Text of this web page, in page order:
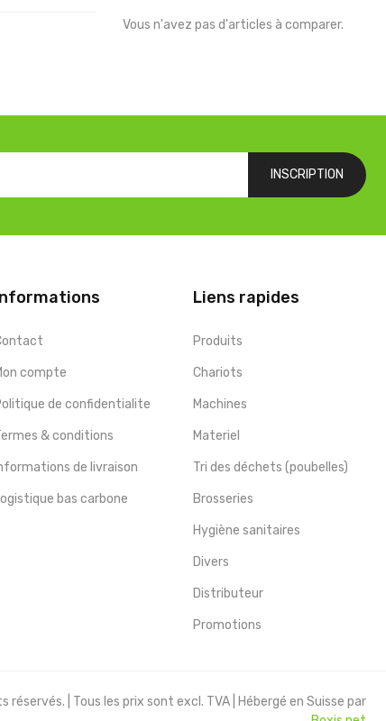
Vous n'avez pas d'articles à comparer.
INSCRIPTION
compte
de confidentialite
& conditions
de livraison
bas carbone
Liens rapides
Produits
Chariots
Machines
Materiel
Tri des déchets (poubelles)
Brosseries
Hygiène sanitaires
Divers
Distributeur
Promotions
| Tous les prix sont excl. TVA | Hébergé en Suisse par